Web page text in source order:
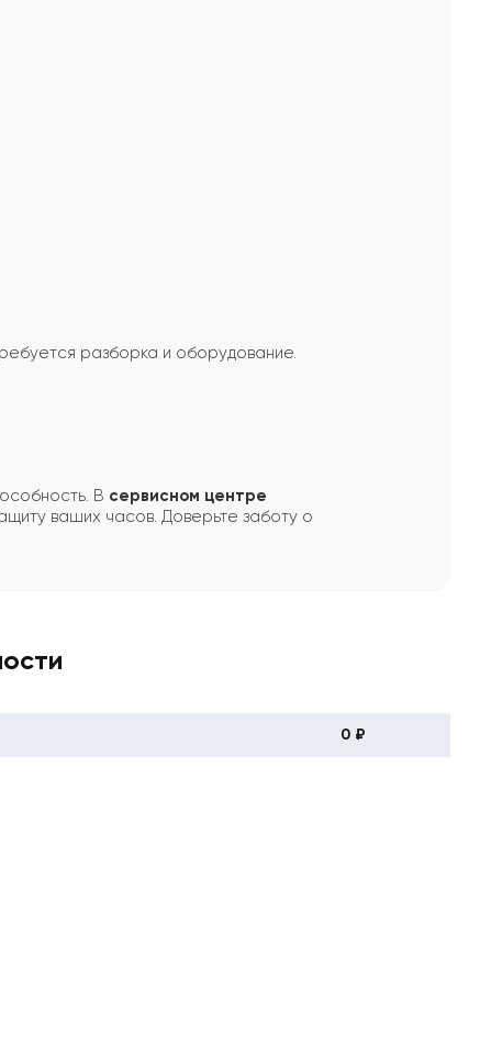
разборка и оборудование.
В сервисном центре
ваших часов. Доверьте заботу о
0 ₽